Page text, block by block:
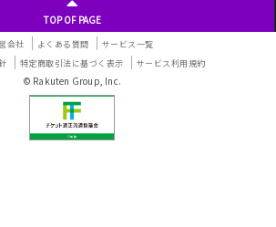
TOP OF PAGE
会社 よくある質問
サービス一覧
特定商取引法に基づく表示 サービス利用規約
© Rakuten Group, Inc.